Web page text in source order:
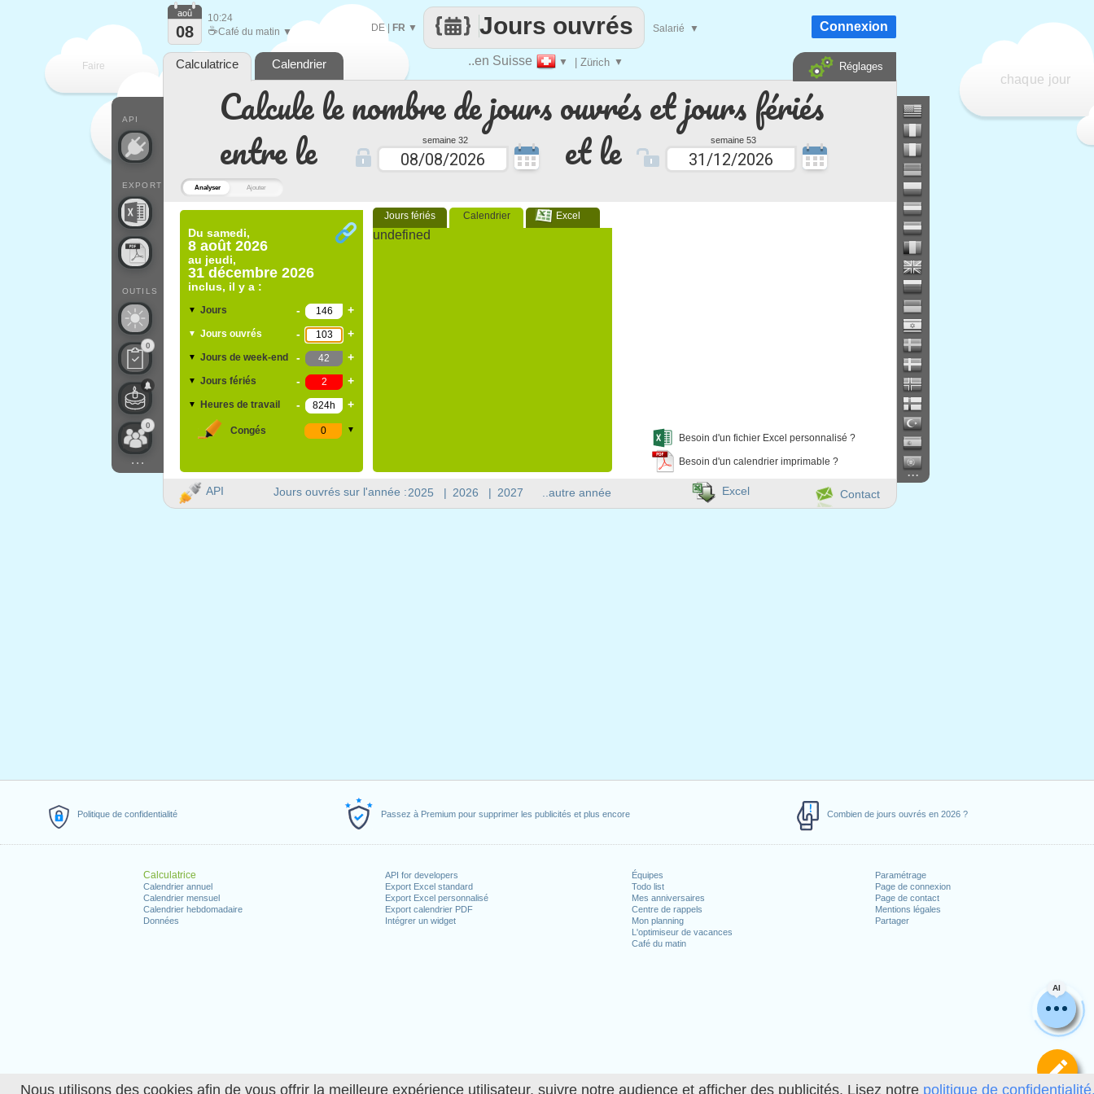
Nous utilisons des cookies afin de vous offrir la meilleure expérience utilisateur, suivre notre audience et afficher des publicités. Lisez notre politique de
Politique de confidentialité Passez à Premium pour supprimer les publicités et plus encore Combien de jours ouvrés en 2026 ?
Calculatrice
Calendrier annuel
Calendrier mensuel
Calendrier hebdomadaire
Données
API for developers
Export Excel standard
Export Excel personnalisé
Export calendrier PDF
Intégrer un widget
Équipes
Todo list
Mes anniversaires
Centre de rappels
Mon planning
L'optimiseur de vacances
Café du matin
Paramétrage
Page de connexion
Page de contact
Mentions légales
Partager
Analyser Ajouter
Calcule le nombre de jours ouvrés et jours fériés
entre le
semaine 32 et le semaine 53
Du samedi,
8 août 2026
au jeudi,
31 décembre 2026
inclus, il y a :
▼ Jours - +
▼ Jours ouvrés - +
▼ Jours de week-end - +
▼ Jours fériés - +
▼ Heures de travail - +
Congés ▼
Jours fériés Calendrier Excel
undefined
Besoin d'un fichier Excel personnalisé ?
Besoin d'un calendrier imprimable ?
AI
Faire
chaque jour
..en Suisse ▼ | Zürich ▼
Jours ouvrés
DE| FR ▼ Salarié ▼
API
EXPORT
OUTILS
0
0
...
aoû
08
10:24
☕Café du matin ▼ Connexion
Calculatrice Calendrier Réglages
Jours ouvrés sur l'année :2025 | 2026 | 2027 ..autre année
...
API Contact
Excel